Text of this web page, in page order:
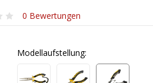
0 Bewertungen
Modellaufstellung: